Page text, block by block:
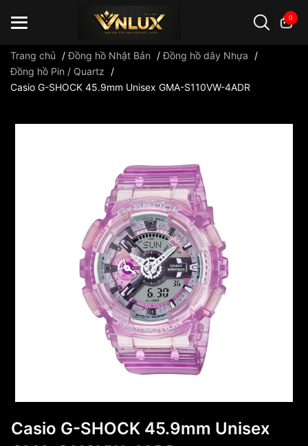
0
Đồng hồ casio đồng hồ G-Shock đồng hồ Orient ...
Trang chủ /Đồng hồ Nhật Bản /Đồng hồ dây Nhựa
/
Đồng hồ Pin / Quartz
/
Casio G-SHOCK 45.9mm Unisex GMA-S110VW-4ADR
Casio G-SHOCK 45.9mm Unisex